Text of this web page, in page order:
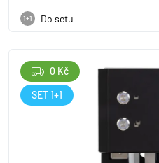
1+1 Do setu
0 Kč
SET 1+1